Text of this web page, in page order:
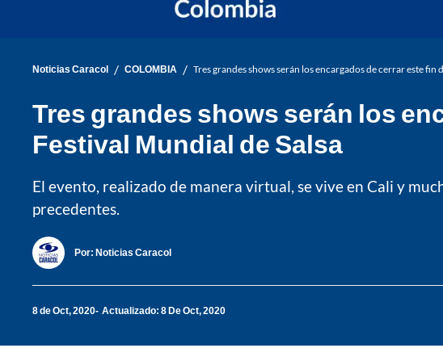
Noticias Caracol / COLOMBIA / Tres grandes shows serán los encargados de cerrar este fin
Tres grandes shows serán los
Festival Mundial de Salsa
El evento, realizado de manera virtual, se vive en Cali y
precedentes.
Por: Noticias Caracol
8 de Oct, 2020 Actualizado: 8 De Oct, 2020